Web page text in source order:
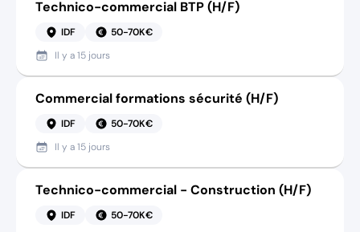
Technico-commercial BTP (H/F)
IDF
50-70K€
Il y a15 jours
Commercial formations sécurité (H/F)
IDF
50-70K€
Il y a15 jours
Technico-commercial - Construction (H/F)
IDF
50-70K€